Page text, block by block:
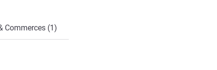
Commerces (1)